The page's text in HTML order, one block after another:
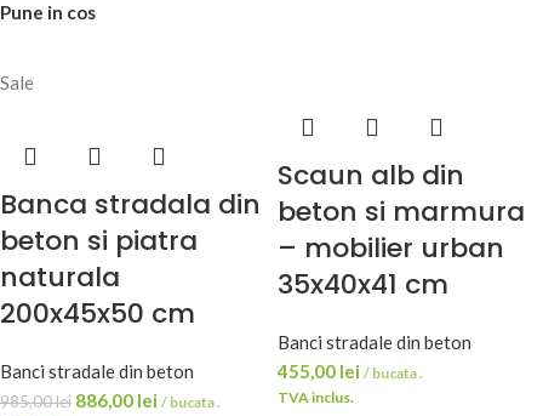
Pune in cos
Sale
Banca stradala din
beton si piatra
naturala
200x45x50 cm
Banci stradale din beton
985,00lei 886,00 lei / bucata .
Scaun alb din
beton si marmura
– mobilier urban
35x40x41 cm
Banci stradale din beton
455,00 lei / bucata .
TVA inclus.